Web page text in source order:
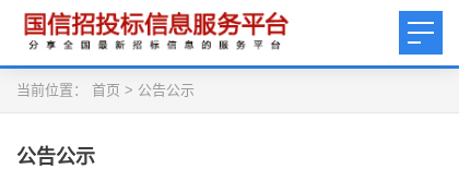
当前位置： 首页 > 公告公示
公告公示